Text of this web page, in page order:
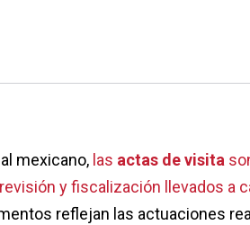
mexicano, las actas de visita
y fiscalización llevados a
reflejan las actuaciones